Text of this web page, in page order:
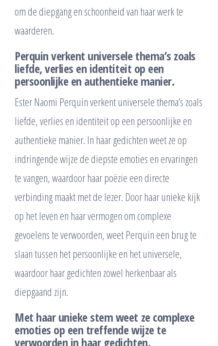
om de diepgang en schoonheid van haar werk te
waarderen.
Perquin verkent universele thema’s zoals
liefde, verlies en identiteit op een
persoonlijke en authentieke manier.
Ester Naomi Perquin verkent universele thema’s zoals
liefde, verlies en identiteit op een persoonlijke en
authentieke manier. In haar gedichten weet ze op
indringende wijze de diepste emoties en ervaringen
te vangen, waardoor haar poëzie een directe
verbinding maakt met de lezer. Door haar unieke kijk
op het leven en haar vermogen om complexe
gevoelens te verwoorden, weet Perquin een brug te
slaan tussen het persoonlijke en het universele,
waardoor haar gedichten zowel herkenbaar als
diepgaand zijn.
Met haar unieke stem weet ze complexe
emoties op een treffende wijze te
verwoorden in haar gedichten.